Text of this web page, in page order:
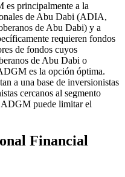
es principalmente a la
de Abu Dabi (ADIA,
de Abu Dabi) y a
requieren fondos
de fondos cuyos
de Abu Dabi o
es la opción óptima.
a una base de inversionistas
cercanos al segmento
puede limitar el
Financial